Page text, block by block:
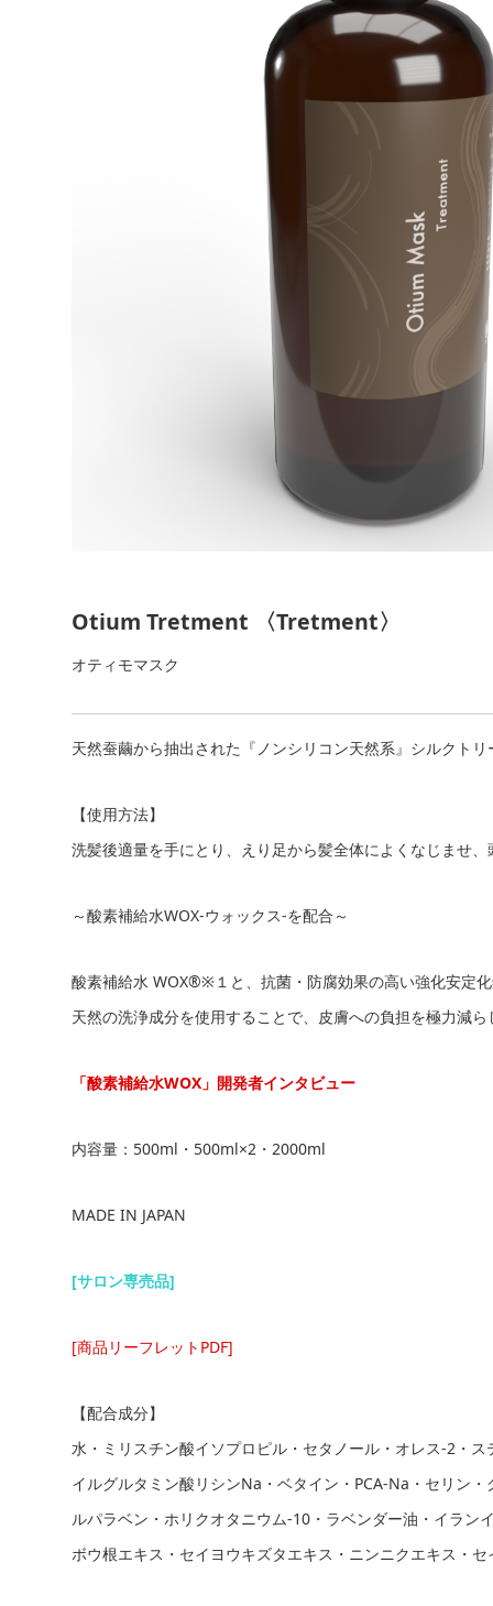
Otium Tretment 〈Tretment〉
オティモマスク
天然蚕繭から抽出された『ノンシリコン天然系』シルクト
【使用方法】
洗髪後適量を手にとり、えり足から髪全体によくなじませ
～酸素補給水WOX-ウォックス-を配合～
酸素補給水 WOX®※１と、抗菌・防腐効果の高い強化安定
天然の洗浄成分を使用することで、皮膚への負担を極力減
「酸素補給水WOX」開発者インタビュー
内容量：500ml・500ml×2・2000ml
MADE IN JAPAN
[サロン専売品]
[商品リーフレットPDF]
【配合成分】
水・ミリスチン酸イソプロピル・セタノール・オレス-2・
イルグルタミン酸リシンNa・ベタイン・PCA-Na・セリン
ルパラベン・ホリクオタニウム-10・ラベンダー油・イラ
ボウ根エキス・セイヨウキズタエキス・ニンニクエキス・